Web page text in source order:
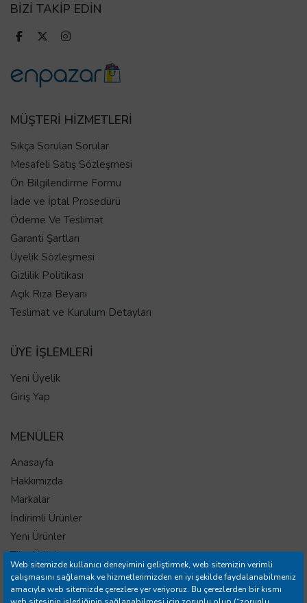
BİZİ TAKİP EDİN
MÜŞTERİ HİZMETLERİ
Sıkça Sorulan Sorular
Mesafeli Satış Sözleşmesi
Ön Bilgilendirme Formu
İade ve İptal Prosedürü
Ödeme Ve Teslimat
Garanti Şartları
Üyelik Sözleşmesi
Gizlilik Politikası
Açık Rıza Beyanı
Teslimat ve Kurulum Detayları
ÜYE İŞLEMLERİ
Yeni Üyelik
Giriş Yap
MENÜLER
Anasayfa
Hakkımızda
Markalar
İndirimli Ürünler
Yeni Ürünler
Tüm Ürünler
İletişim
Mağazalar
Web sitemizde kullanıcı deneyimini geliştirmek, web sitemizin verimli
çalışmasını sağlamak ve hizmetlerimizden en iyi şekilde faydalanabilmeniz
amacıyla web sitemizde çerezlere yer veriyoruz. Bu çerezlerden bir kısmı